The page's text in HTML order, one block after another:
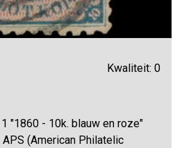
Kwaliteit: 0
"1860 - 10k. blauw en roze"
(American Philatelic